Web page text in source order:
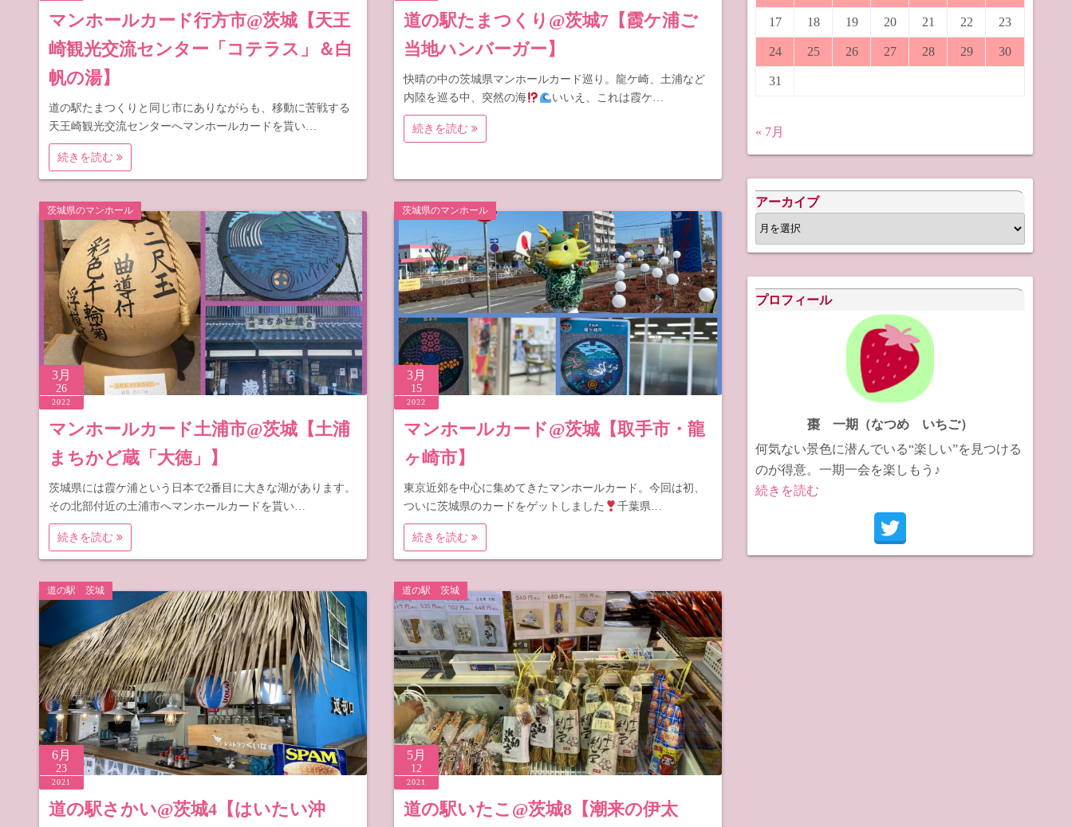
マンホールカード行方市@茨城【天王
崎観光交流センター「コテラス」＆白
帆の湯】
道の駅たまつくりと同じ市にありながらも、移動に苦戦する
天王崎観光交流センターへマンホールカードを貰い…
続きを読む
道の駅たまつくり@茨城7【霞ケ浦ご
当地ハンバーガー】
快晴の中の茨城県マンホールカード巡り。龍ケ崎、土浦など
内陸を巡る中、突然の海
いいえ、これは霞ケ…
続きを読む
茨城県のマンホール
3月
26
2022
マンホールカード土浦市@茨城【土浦
まちかど蔵「大徳」】
茨城県には霞ケ浦という日本で2番目に大きな湖があります。
その北部付近の土浦市へマンホールカードを貰い…
続きを読む
茨城県のマンホール
3月
15
2022
マンホールカード@茨城【取手市・龍
ヶ崎市】
東京近郊を中心に集めてきたマンホールカード。今回は初、
ついに茨城県のカードをゲットしました
千葉県…
続きを読む
道の駅 茨城
6月
23
2021
道の駅さかい@茨城4【はいたい沖
道の駅 茨城
5月
12
2021
道の駅いたこ@茨城8【潮来の伊太
17 18 19 20 21 22 23
24 25 26 27 28 29 30
31
« 7月
アーカイブ
ア
ー
ブ
プロフィール
棗 一期（なつめ いちご）
何気ない景色に潜んでいる“楽しい”を見つける
のが得意。一期一会を楽しもう♪
続きを読む